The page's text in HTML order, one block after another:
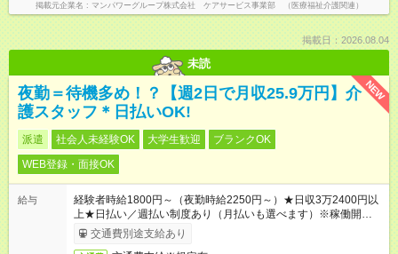
掲載元企業名 マンパワーグループ株式会社 ケアサービス事業部 （医療福祉介護関連）
掲載日：2026.08.04
未読
NEW
夜勤＝待機多め！？【週2日で月収25.9万円】介
護スタッフ＊日払いOK!
派遣 社会人未経験OK 大学生歓迎
ブランクOK
WEB登録・面接OK
給与
経験者時給1800円～（夜勤時給2250円～）★日収3万2400円以
上★日払い／週払い制度あり（月払いも選べます）※稼働開始時
は手続き完了次第のお支払いとなります。
交通費別途支給あり